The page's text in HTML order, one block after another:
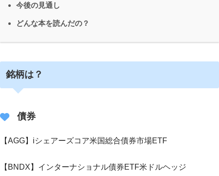
今後の見通し
どんな本を読んだの？
銘柄は？
債券
【AGG】iシェアーズコア米国総合債券市場ETF
【BNDX】インターナショナル債券ETF米ドルヘッジ